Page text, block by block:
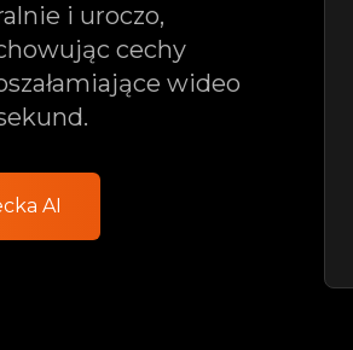
i uroczo,
cechy
wideo
AI